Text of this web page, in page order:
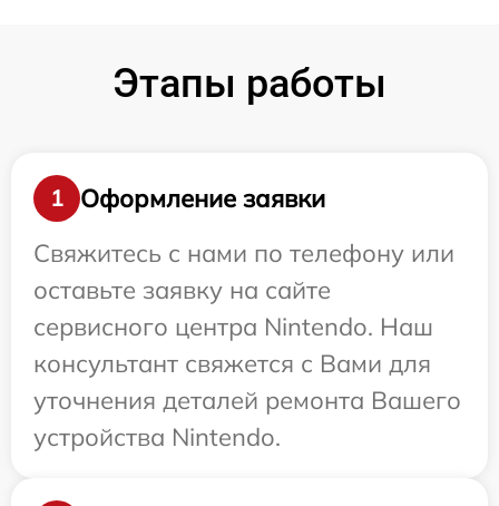
Этапы работы
1
Оформление заявки
Свяжитесь с нами по телефону или
оставьте заявку на сайте
сервисного центра Nintendo. Наш
консультант свяжется с Вами для
уточнения деталей ремонта Вашего
устройства Nintendo.